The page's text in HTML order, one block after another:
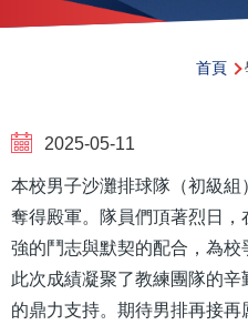
連
首頁
2025-05-11
本校男子沙灘排球隊（初級
奪得殿軍。隊員們頂著烈日
強的鬥志與默契的配合，為校
此次成績凝聚了教練團隊的
的鼎力支持。期待男排再接再